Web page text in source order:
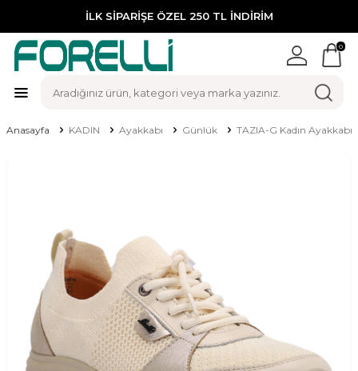
İLK SİPARİŞE ÖZEL 250 TL İNDİRİM
0
Anasayfa KADIN Ayakkabı Günlük TAZIA-G Kadın Ayakkabı